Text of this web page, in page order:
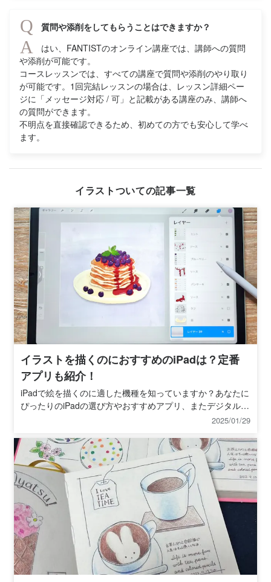
Q 質問や添削をしてもらうことはできますか？
A
はい、FANTISTのオンライン講座では、講師への質問
や添削が可能です。
コースレッスンでは、すべての講座で質問や添削のやり取り
が可能です。1回完結レッスンの場合は、レッスン詳細ペー
ジに「メッセージ対応 / 可」と記載がある講座のみ、講師へ
の質問ができます。
不明点を直接確認できるため、初めての方でも安心して学べ
ます。
イラストついての記事一覧
イラストを描くのにおすすめのiPadは？定番
アプリも紹介！
iPadで絵を描くのに適した機種を知っていますか？あなたに
ぴったりのiPadの選び方やおすすめアプリ、またデジタルイ
2025/01/29